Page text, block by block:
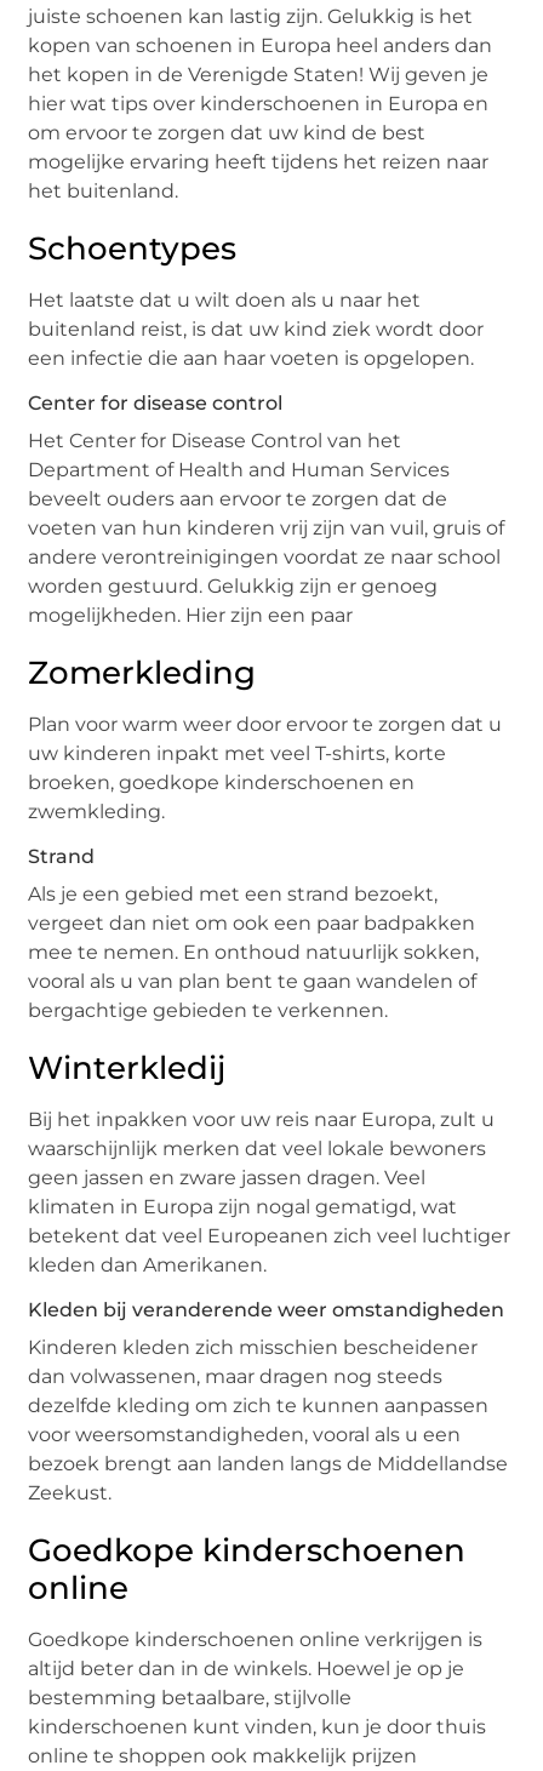
juiste schoenen kan lastig zijn. Gelukkig is het
kopen van schoenen in Europa heel anders dan
het kopen in de Verenigde Staten! Wij geven je
hier wat tips over kinderschoenen in Europa en
om ervoor te zorgen dat uw kind de best
mogelijke ervaring heeft tijdens het reizen naar
het buitenland.
Schoentypes
Het laatste dat u wilt doen als u naar het
buitenland reist, is dat uw kind ziek wordt door
een infectie die aan haar voeten is opgelopen.
Center for disease control
Het Center for Disease Control van het
Department of Health and Human Services
beveelt ouders aan ervoor te zorgen dat de
voeten van hun kinderen vrij zijn van vuil, gruis of
andere verontreinigingen voordat ze naar school
worden gestuurd. Gelukkig zijn er genoeg
mogelijkheden. Hier zijn een paar
Zomerkleding
Plan voor warm weer door ervoor te zorgen dat u
uw kinderen inpakt met veel T-shirts, korte
broeken, goedkope kinderschoenen en
zwemkleding.
Strand
Als je een gebied met een strand bezoekt,
vergeet dan niet om ook een paar badpakken
mee te nemen. En onthoud natuurlijk sokken,
vooral als u van plan bent te gaan wandelen of
bergachtige gebieden te verkennen.
Winterkledij
Bij het inpakken voor uw reis naar Europa, zult u
waarschijnlijk merken dat veel lokale bewoners
geen jassen en zware jassen dragen. Veel
klimaten in Europa zijn nogal gematigd, wat
betekent dat veel Europeanen zich veel luchtiger
kleden dan Amerikanen.
Kleden bij veranderende weer omstandigheden
Kinderen kleden zich misschien bescheidener
dan volwassenen, maar dragen nog steeds
dezelfde kleding om zich te kunnen aanpassen
voor weersomstandigheden, vooral als u een
bezoek brengt aan landen langs de Middellandse
Zeekust.
Goedkope kinderschoenen
online
Goedkope kinderschoenen online verkrijgen is
altijd beter dan in de winkels. Hoewel je op je
bestemming betaalbare, stijlvolle
kinderschoenen kunt vinden, kun je door thuis
online te shoppen ook makkelijk prijzen